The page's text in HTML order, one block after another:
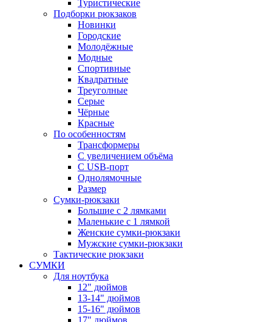
Туристические
Подборки рюкзаков
Новинки
Городские
Молодёжные
Модные
Спортивные
Квадратные
Треуголные
Серые
Чёрные
Красные
По особенностям
Трансформеры
С увеличением объёма
С USB-порт
Однолямочные
Размер
Сумки-рюкзаки
Большие с 2 лямками
Маленькие с 1 лямкой
Женские сумки-рюкзаки
Мужские сумки-рюкзаки
Тактические рюкзаки
СУМКИ
Для ноутбука
12" дюймов
13-14" дюймов
15-16" дюймов
17" дюймов